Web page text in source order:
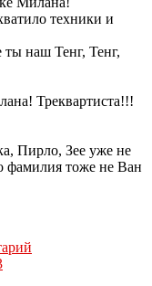
техники и
ты наш Тенг, Тенг,
Треквартиста!!!
Пирло, Зее уже не
фамилия тоже не Ван